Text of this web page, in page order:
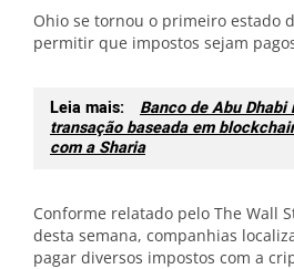
Ohio se tornou o primeiro estado
permitir que impostos sejam
Leia mais:
Banco de Abu
transação baseada em
com a Sharia
Conforme relatado pelo The Wall
desta semana, companhias
pagar diversos impostos com a